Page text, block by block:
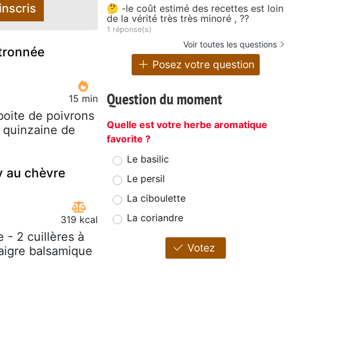
15 min
de poivrons
de
au chèvre
319 kcal
- 2 cuillères à
balsamique
🤔 -le coût estimé des recettes est loin
de la vérité très très minoré , ??
1 réponse(s)
Voir toutes les questions
Posez votre question
Question du moment
Quelle est votre herbe aromatique
favorite ?
Le basilic
Le persil
La ciboulette
La coriandre
Votez